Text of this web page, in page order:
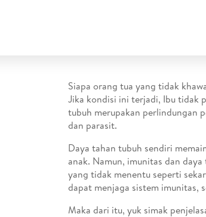
Siapa orang tua yang tidak
Jika kondisi ini terjadi, Ibu tidak
tubuh merupakan perlindungan
dan parasit.
Daya tahan tubuh sendiri
anak. Namun, imunitas dan
yang tidak menentu seperti
dapat menjaga sistem imunitas,
Maka dari itu, yuk simak